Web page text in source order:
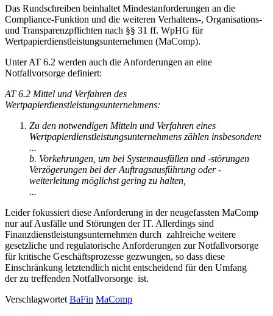
Das Rundschreiben beinhaltet Mindestanforderungen an die
Compliance-Funktion und die weiteren Verhaltens-, Organisations-
und Transparenzpflichten nach §§ 31 ff. WpHG für
Wertpapierdienstleistungsunternehmen (MaComp).
Unter AT 6.2 werden auch die Anforderungen an eine
Notfallvorsorge definiert:
AT 6.2 Mittel und Verfahren des
Wertpapierdienstleistungsunternehmens:
Zu den notwendigen Mitteln und Verfahren eines
Wertpapierdienstleistungsunternehmens zählen insbesondere
...
b. Vorkehrungen, um bei Systemausfällen und -störungen
Verzögerungen bei der Auftragsausführung oder -
weiterleitung möglichst gering zu halten,
...
Leider fokussiert diese Anforderung in der neugefassten MaComp
nur auf Ausfälle und Störungen der IT. Allerdings sind
Finanzdienstleistungsunternehmen durch zahlreiche weitere
gesetzliche und regulatorische Anforderungen zur Notfallvorsorge
für kritische Geschäftsprozesse gezwungen, so dass diese
Einschränkung letztendlich nicht entscheidend für den Umfang
der zu treffenden Notfallvorsorge ist.
Verschlagwortet BaFin MaComp